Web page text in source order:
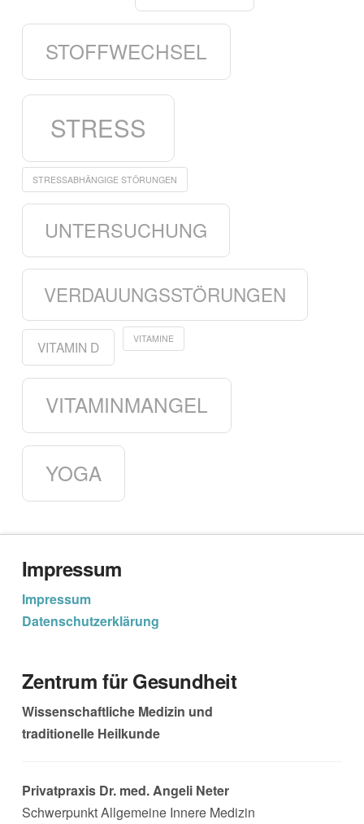
STOFFWECHSEL
STRESS
STRESSABHÄNGIGE STÖRUNGEN
UNTERSUCHUNG
VERDAUUNGSSTÖRUNGEN
VITAMIN D VITAMINE
VITAMINMANGEL
YOGA
Impressum
Impressum
Datenschutzerklärung
Zentrum für Gesundheit
Wissenschaftliche Medizin und
traditionelle Heilkunde
Privatpraxis Dr. med. Angeli Neter
Schwerpunkt Allgemeine Innere Medizin